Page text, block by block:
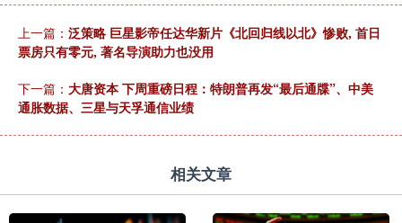
上一篇： 泛策略 巨星影帝任达华新片《北回归线以北》惨败, 首日
票房只有零元, 著名导演助力也没用
下一篇： 大唐资本 下周重磅日程：特朗普再发“最后通牒”、中美
通胀数据、三星与天孚通信业绩
相关文章